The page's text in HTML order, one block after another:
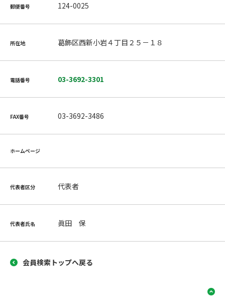
郵便番号 124-0025
所在地 葛飾区西新小岩４丁目２５－１８
電話番号 03-3692-3301
FAX番号 03-3692-3486
ホームページ
代表者区分 代表者
代表者氏名 眞田 保
会員検索トップへ戻る